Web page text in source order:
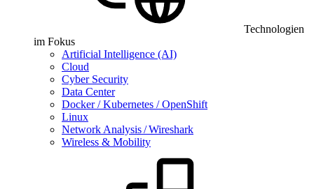
Technologien
im Fokus
Artificial Intelligence (AI)
Cloud
Cyber Security
Data Center
Docker / Kubernetes / OpenShift
Linux
Network Analysis / Wireshark
Wireless & Mobility